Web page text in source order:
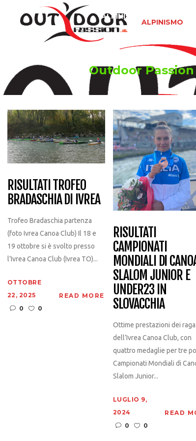
ALPINISMO
ALPINISMO
Outdoor
RISULTATI TROFEO
BRADASCHIA DI IVREA
Trofeo Bradaschia partenza
(foto Ivrea Canoa Club) Il 18 e
19 ottobre si è svolto presso
l’Ivrea Canoa Club (Ivrea TO)...
OTTOBRE
22, 2025
0
0
READ MORE
RISULTATI
CAMPIONATI
MONDIALI DI
SLALOM JUNIOR E
UNDER23 IN
SLOVACCHIA
Ottime prestazioni dei
dell’Ivrea Canoa Club, con
quattro medaglie per tre
Campionati Mondiali di
Slalom Junior...
LUGLIO 9,
2024
0
0
READ